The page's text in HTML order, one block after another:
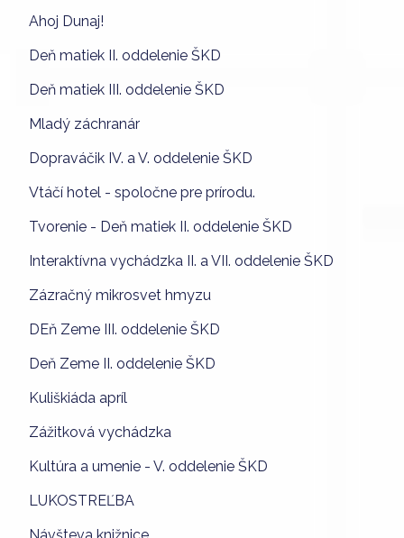
Ahoj Dunaj!
Deň matiek II. oddelenie ŠKD
Deň matiek III. oddelenie ŠKD
Mladý záchranár
Dopraváčik IV. a V. oddelenie ŠKD
Vtáčí hotel - spoločne pre prírodu.
Tvorenie - Deň matiek II. oddelenie ŠKD
Interaktívna vychádzka II. a VII. oddelenie ŠKD
Zázračný mikrosvet hmyzu
DEň Zeme III. oddelenie ŠKD
Deň Zeme II. oddelenie ŠKD
Kuliškiáda apríl
Zážitková vychádzka
Kultúra a umenie - V. oddelenie ŠKD
LUKOSTREĽBA